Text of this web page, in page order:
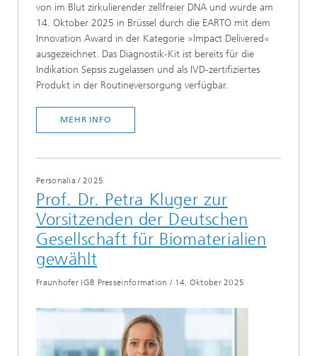
von im Blut zirkulierender zellfreier DNA und wurde am
14. Oktober 2025 in Brüssel durch die EARTO mit dem
Innovation Award in der Kategorie »Impact Delivered«
ausgezeichnet. Das Diagnostik-Kit ist bereits für die
Indikation Sepsis zugelassen und als IVD-zertifiziertes
Produkt in der Routineversorgung verfügbar.
MEHR INFO
Personalia/ 2025
Prof. Dr. Petra Kluger zur
Vorsitzenden der Deutschen
Gesellschaft für Biomaterialien
gewählt
Fraunhofer IGB Presseinformation / 14. Oktober 2025